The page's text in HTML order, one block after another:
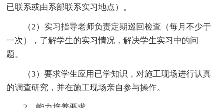
已联系或由系部联系实习地点）。
（2）实习指导老师负责定期巡回检查（每月不少于
一次），了解学生的实习情况，解决学生实习中的问
题。
（3）要求学生应用已学知识，对施工现场进行认真
的调查研究，并在施工现场亲自参与操作。